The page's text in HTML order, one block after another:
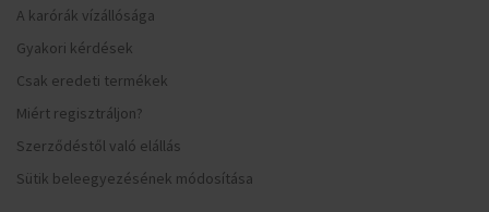
A karórák vízállósága
Gyakori kérdések
Csak eredeti termékek
Miért regisztráljon?
Szerződéstől való elállás
Sütik beleegyezésének módosítása